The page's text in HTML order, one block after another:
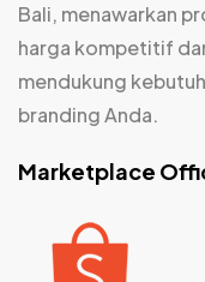
Bali, menawarkan
harga kompetitif
mendukung
branding Anda.
Marketplace